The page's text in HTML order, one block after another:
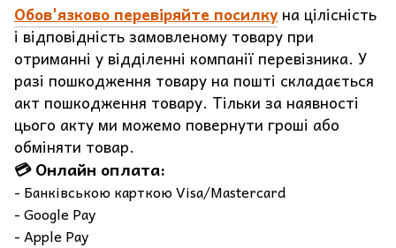
Обов'язково перевіряйте посилку на цілісність
і відповідність замовленому товару при
отриманні у відділенні компанії перевізника. У
разі пошкодження товару на пошті складається
акт пошкодження товару. Тільки за наявності
цього акту ми можемо повернути гроші або
обміняти товар.
💳 Онлайн оплата:
- Банківською карткою Visa/Mastercard
- Google Pay
- Apple Pay